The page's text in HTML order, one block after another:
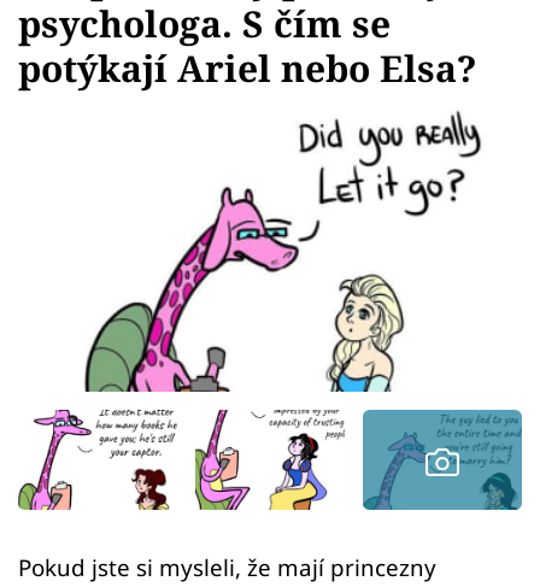
Showbyznys
Sledujte prima+
Přihlášení
Sledujte nás
psychologa. S čím se
potýkají Ariel nebo Elsa?
Pokud jste si mysleli, že mají princezny